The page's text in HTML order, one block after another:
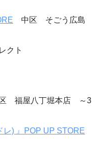
中区 そごう広島
ト
福屋八丁堀本店 ～3
レ) 』POP UP STORE